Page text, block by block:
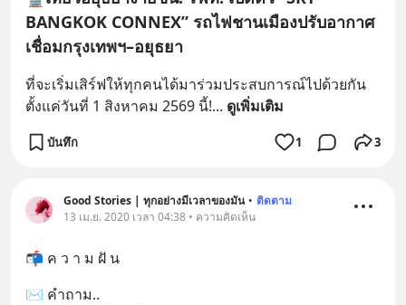
BANGKOK CONNEX” รถไฟชานเมืองปรับอากาศ
เชื่อมกรุงเทพฯ–อยุธยา
ที่จะเริ่มเสิร์ฟให้ทุกคนได้มาร่วมประสบการณ์ไปด้วยกัน
ตั้งแค่วันที่ 1 สิงหาคม 2569 นี้!... ดูเพิ่มเติม
บันทึก 1 3
Good Stories | ทุกอย่างมีเวลาของมัน • ติดตาม
13 เม.ย. 2020 เวลา 04:38 • ความคิดเห็น
📬 ค ว า ม ฝั น
✉️ คำถาม..